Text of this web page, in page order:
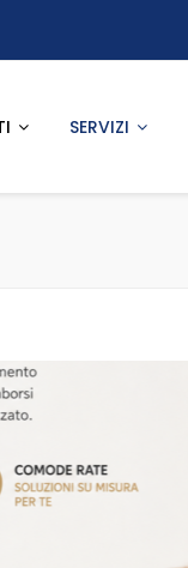
SERVIZI